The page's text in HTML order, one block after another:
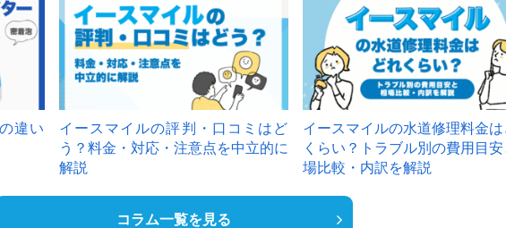
違い
イースマイルの評判・口コミはど
う？料金・対応・注意点を中立的に
解説
イースマイルの水道修理料金は
くらい？トラブル別の費用目安
場比較・内訳を解説
コラム一覧を見る